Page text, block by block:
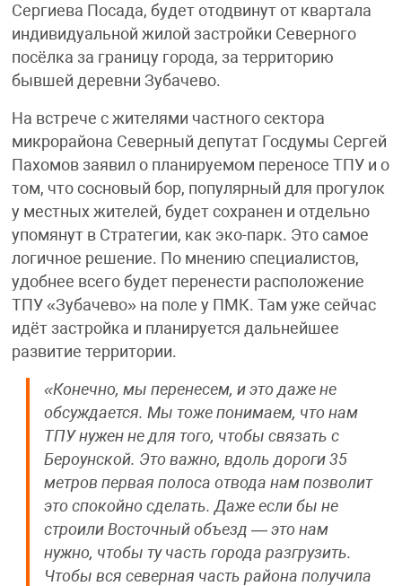
Сергиева Посада, будет отодвинут от квартала
индивидуальной жилой застройки Северного
посёлка за границу города, за территорию
бывшей деревни Зубачево.
На встрече с жителями частного сектора
микрорайона Северный депутат Госдумы Сергей
Пахомов заявил о планируемом переносе ТПУ и о
том, что сосновый бор, популярный для прогулок
у местных жителей, будет сохранен и отдельно
упомянут в Стратегии, как эко-парк. Это самое
логичное решение. По мнению специалистов,
удобнее всего будет перенести расположение
ТПУ «Зубачево» на поле у ПМК. Там уже сейчас
идёт застройка и планируется дальнейшее
развитие территории.
«Конечно, мы перенесем, и это даже не
обсуждается. Мы тоже понимаем, что нам
ТПУ нужен не для того, чтобы связать с
Бероунской. Это важно, вдоль дороги 35
метров первая полоса отвода нам позволит
это спокойно сделать. Даже если бы не
строили Восточный объезд — это нам
нужно, чтобы ту часть города разгрузить.
Чтобы вся северная часть района получила